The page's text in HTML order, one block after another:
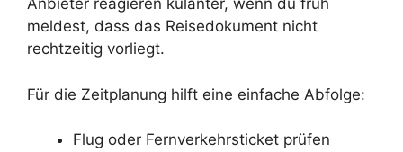
Anbieter reagieren kulanter, wenn du früh
meldest, dass das Reisedokument nicht
rechtzeitig vorliegt.
Für die Zeitplanung hilft eine einfache Abfolge:
Flug oder Fernverkehrsticket prüfen